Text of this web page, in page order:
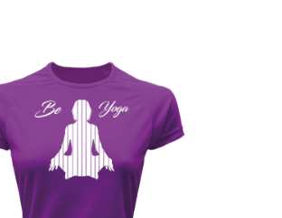
página
de
producto
tiene
múltiples
variantes.